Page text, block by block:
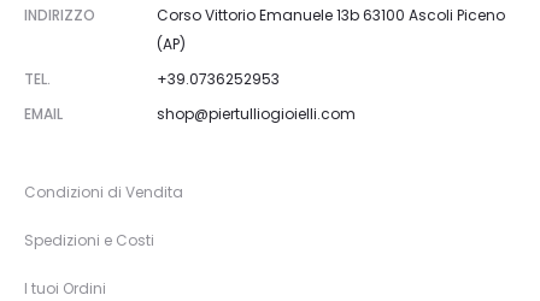
INDIRIZZO
Corso Vittorio Emanuele 13b 63100 Ascoli Piceno
(AP)
TEL.
+39.0736252953
EMAIL
shop@piertulliogioielli.com
Condizioni di Vendita
Spedizioni e Costi
I tuoi Ordini